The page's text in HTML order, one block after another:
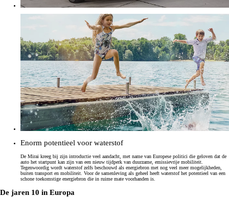
Enorm potentieel voor waterstof
De Mirai kreeg bij zijn introductie veel aandacht, met name van Europese politici die geloven dat de
auto het startpunt kan zijn van een nieuw tijdperk van duurzame, emissievrije mobiliteit.
Tegenwoordig wordt waterstof zelfs beschouwd als energiebron met nog veel meer mogelijkheden,
buiten transport en mobiliteit. Voor de samenleving als geheel heeft waterstof het potentieel van een
schone toekomstige energiebron die in ruime mate voorhanden is.
De jaren 10 in Europa